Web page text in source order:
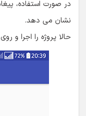
نشان می دهد.
حالا پروژه را اجرا و روی FloatingActionButton کلیک می کنم: